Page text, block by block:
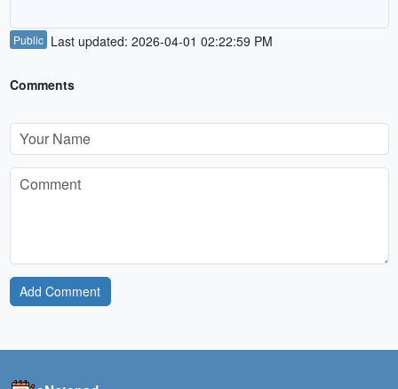
Public Last updated: 2026-04-01 02:22:59 PM
Comments
Add Comment